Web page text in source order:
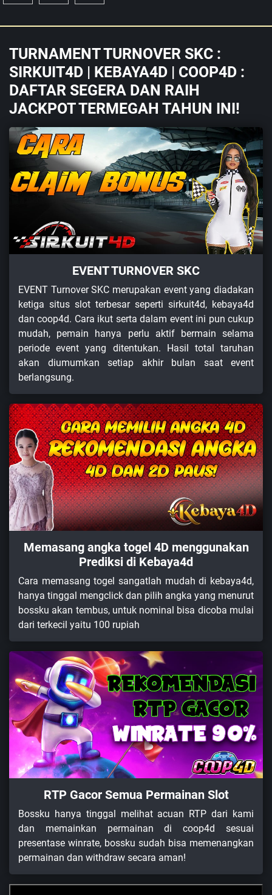
TURNAMENT TURNOVER SKC :
SIRKUIT4D | KEBAYA4D | COOP4D :
DAFTAR SEGERA DAN RAIH
JACKPOT TERMEGAH TAHUN INI!
EVENT TURNOVER SKC
EVENT Turnover SKC merupakan event yang diadakan
ketiga situs slot terbesar seperti sirkuit4d, kebaya4d
dan coop4d. Cara ikut serta dalam event ini pun cukup
mudah, pemain hanya perlu aktif bermain selama
periode event yang ditentukan. Hasil total taruhan
akan diumumkan setiap akhir bulan saat event
berlangsung.
Memasang angka togel 4D menggunakan
Prediksi di Kebaya4d
Cara memasang togel sangatlah mudah di kebaya4d,
hanya tinggal mengclick dan pilih angka yang menurut
bossku akan tembus, untuk nominal bisa dicoba mulai
dari terkecil yaitu 100 rupiah
RTP Gacor Semua Permainan Slot
Bossku hanya tinggal melihat acuan RTP dari kami
dan memainkan permainan di coop4d sesuai
presentase winrate, bossku sudah bisa memenangkan
permainan dan withdraw secara aman!